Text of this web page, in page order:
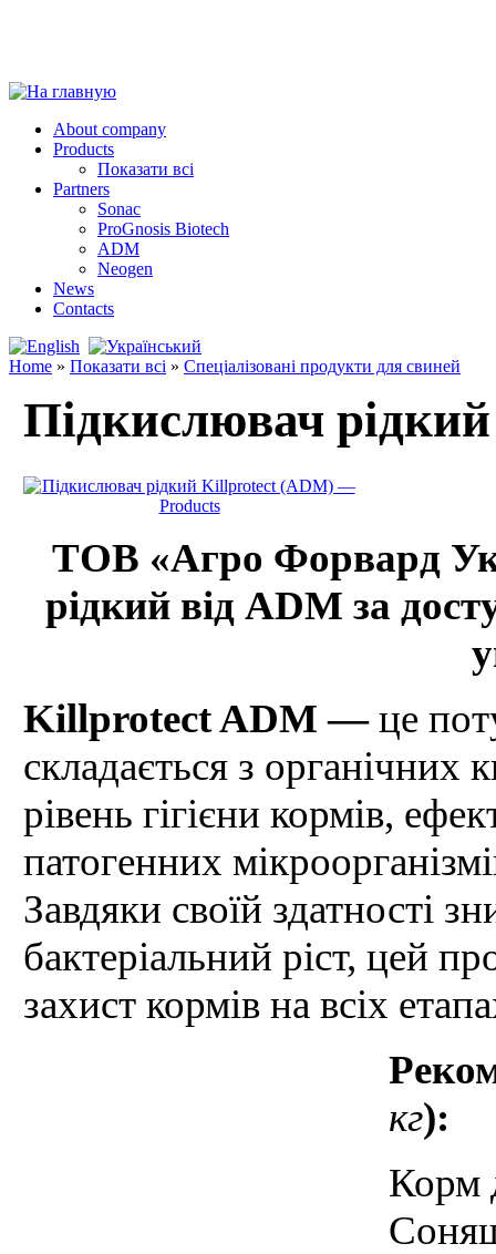
About company
Products
Показати всі
Partners
Sonac
ProGnosis Biotech
ADM
Neogen
News
Contacts
Home » Показати всі » Спеціалізовані продукти для свиней
Підкислювач
ТОВ «Агро Форвард
рідкий від ADM за
Killprotect ADM —це
складається з органічних
рівень гігієни кормів,
патогенних
Завдяки своїй здатності
бактеріальний ріст, цей
захист кормів на всіх
кг):
Корм